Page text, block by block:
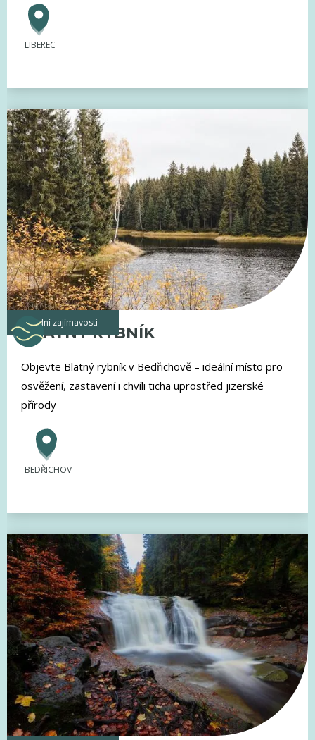
LIBEREC
vodní zajímavosti
BLATNÝ RYBNÍK
Objevte Blatný rybník v Bedřichově – ideální místo pro
osvěžení, zastavení i chvíli ticha uprostřed jizerské
přírody
BEDŘICHOV